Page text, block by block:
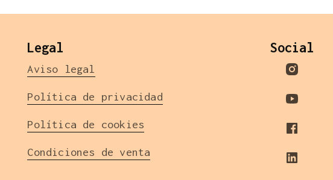
Legal
Aviso legal
Política de privacidad
Política de cookies
Condiciones de venta
Social